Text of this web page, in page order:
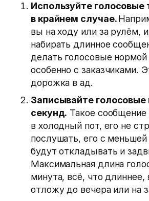
Используйте голосовые
в крайнем случае.
вы на ходу или за рулём,
набирать длинное
делать голосовые
особенно с заказчиками.
дорожка в ад.
Записывайте голосовые
секунд. Такое сообщение
в холодный пот, его не
послушать, его с
будут откладывать и
Максимальная длина
минута, всё, что длиннее,
отложу до вечера или на